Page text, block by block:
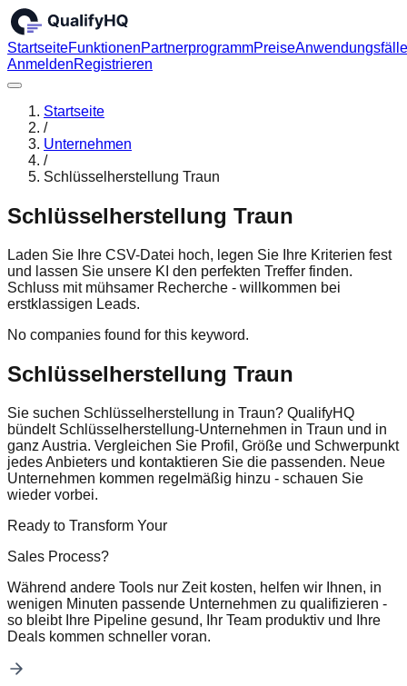
StartseiteFunktionenPartnerprogrammPreiseAnwendungsfälle
AnmeldenRegistrieren
Startseite
/
Unternehmen
/
Schlüsselherstellung Traun
Schlüsselherstellung Traun
Laden Sie Ihre CSV-Datei hoch, legen Sie Ihre Kriterien fest
und lassen Sie unsere KI den perfekten Treffer finden.
Schluss mit mühsamer Recherche - willkommen bei
erstklassigen Leads.
No companies found for this keyword.
Schlüsselherstellung Traun
Sie suchen Schlüsselherstellung in Traun? QualifyHQ
bündelt Schlüsselherstellung-Unternehmen in Traun und in
ganz Austria. Vergleichen Sie Profil, Größe und Schwerpunkt
jedes Anbieters und kontaktieren Sie die passenden. Neue
Unternehmen kommen regelmäßig hinzu - schauen Sie
wieder vorbei.
Ready to Transform Your
Sales Process?
Während andere Tools nur Zeit kosten, helfen wir Ihnen, in
wenigen Minuten passende Unternehmen zu qualifizieren -
so bleibt Ihre Pipeline gesund, Ihr Team produktiv und Ihre
Deals kommen schneller voran.